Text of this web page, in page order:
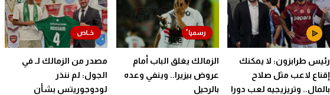
رئيس طرابزون: لا يمكنك
إقناع لاعب مثل صلاح
بالمال.. وتريزيجيه لعب دورا
الزمالك يغلق الباب أمام
عروض بيزيرا.. وينفي وعده
بالرحيل
مصدر من الزمالك لـ في
الجول: لم ننذر
لودوجوريتس بشأن